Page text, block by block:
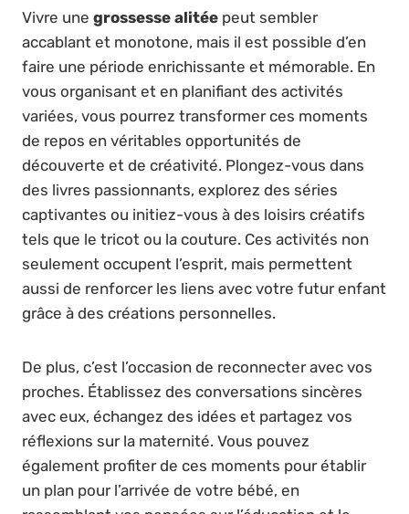
Vivre une grossesse alitée peut sembler
accablant et monotone, mais il est possible d’en
faire une période enrichissante et mémorable. En
vous organisant et en planifiant des activités
variées, vous pourrez transformer ces moments
de repos en véritables opportunités de
découverte et de créativité. Plongez-vous dans
des livres passionnants, explorez des séries
captivantes ou initiez-vous à des loisirs créatifs
tels que le tricot ou la couture. Ces activités non
seulement occupent l’esprit, mais permettent
aussi de renforcer les liens avec votre futur enfant
grâce à des créations personnelles.
De plus, c’est l’occasion de reconnecter avec vos
proches. Établissez des conversations sincères
avec eux, échangez des idées et partagez vos
réflexions sur la maternité. Vous pouvez
également profiter de ces moments pour établir
un plan pour l’arrivée de votre bébé, en